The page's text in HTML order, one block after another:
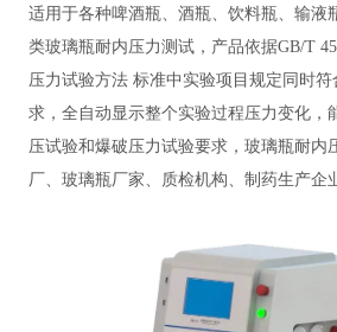
适用于各种啤酒瓶、酒瓶、饮料瓶、输液
类玻璃瓶耐内压力测试，产品依据GB/T
压力试验方法 标准中实验项目规定同时
求，全自动显示整个实验过程压力变化，
压试验和爆破压力试验要求，玻璃瓶耐内
厂、玻璃瓶厂家、质检机构、制药生产企